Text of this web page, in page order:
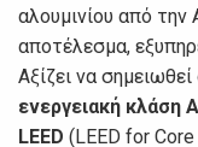
αλουμινίου από την
αποτέλεσμα,
Αξίζει να
ενεργειακή κλάση
LEED (LEED for